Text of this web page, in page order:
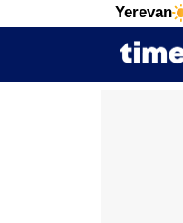
Yerevan